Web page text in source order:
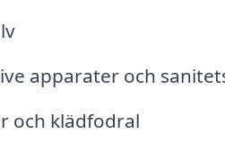
apparater och
och klädfodral